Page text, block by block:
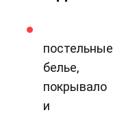
постельные
белье,
покрывало
и